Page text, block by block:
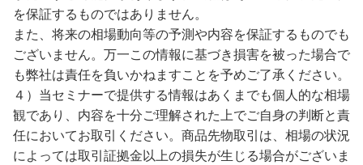
を保証するものではありません。
また、将来の相場動向等の予測や内容を保証するものでも
ございません。万一この情報に基づき損害を被った場合で
も弊社は責任を負いかねますことを予めご了承ください。
４）当セミナーで提供する情報はあくまでも個人的な相場
観であり、内容を十分ご理解された上でご自身の判断と責
任においてお取引ください。商品先物取引は、相場の状況
によっては取引証拠金以上の損失が生じる場合がございま